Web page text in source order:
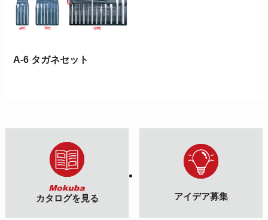
A-6 タガネセット
カタログを見る アイデア募集